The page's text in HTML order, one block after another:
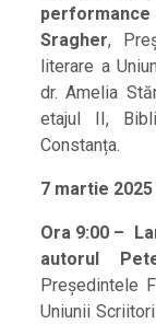
Sragher,
literare a
dr. Amelia
etajul II,
Constanța.
7 martie 2025
Ora 9:00 –
autorul
Președintele
Uniunii